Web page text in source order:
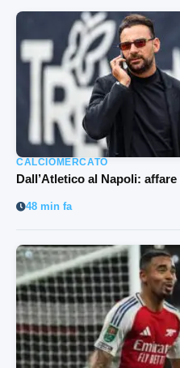
CALCIOMERCATO
Dall’Atletico al Napoli:
48 min fa